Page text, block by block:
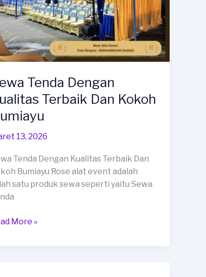
Tenda Dengan
Terbaik Dan Kokoh
13, 2026
Tenda Dengan Kualitas Terbaik Dan
Bumiayu Rose alat event adalah
satu produk sewa seperti yaitu Sewa
More »